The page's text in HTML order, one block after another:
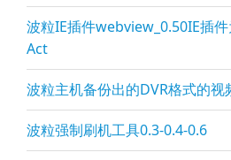
波粒IE插件webview_0.50IE插
Act
波粒主机备份出的DVR格式的
波粒强制刷机工具0.3-0.4-0.6